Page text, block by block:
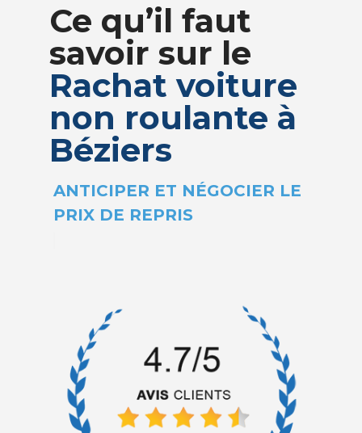
Ce qu’il faut
savoir sur le
Rachat voiture
non roulante à
Béziers
ANTICIPER E |